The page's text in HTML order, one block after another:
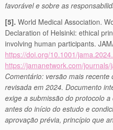
favorável e sobre as
[5]. World Medical Association.
Declaration of Helsinki: ethical
involving human participants.
https://doi.org/10.1001/
https://jamanetwork.com/
Comentário: versão mais recente
revisada em 2024. Documento
exige a submissão do protocolo
antes do início do estudo e
aprovação prévia, princípio que